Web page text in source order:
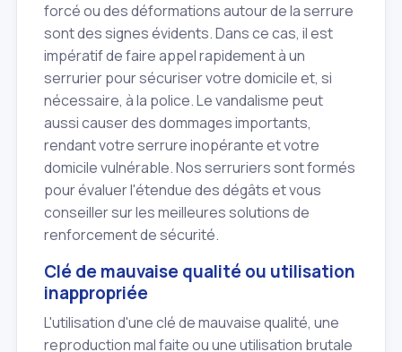
forcé ou des déformations autour de la serrure
sont des signes évidents. Dans ce cas, il est
impératif de faire appel rapidement à un
serrurier pour sécuriser votre domicile et, si
nécessaire, à la police. Le vandalisme peut
aussi causer des dommages importants,
rendant votre serrure inopérante et votre
domicile vulnérable. Nos serruriers sont formés
pour évaluer l'étendue des dégâts et vous
conseiller sur les meilleures solutions de
renforcement de sécurité.
Clé de mauvaise qualité ou utilisation
inappropriée
L'utilisation d'une clé de mauvaise qualité, une
reproduction mal faite ou une utilisation brutale